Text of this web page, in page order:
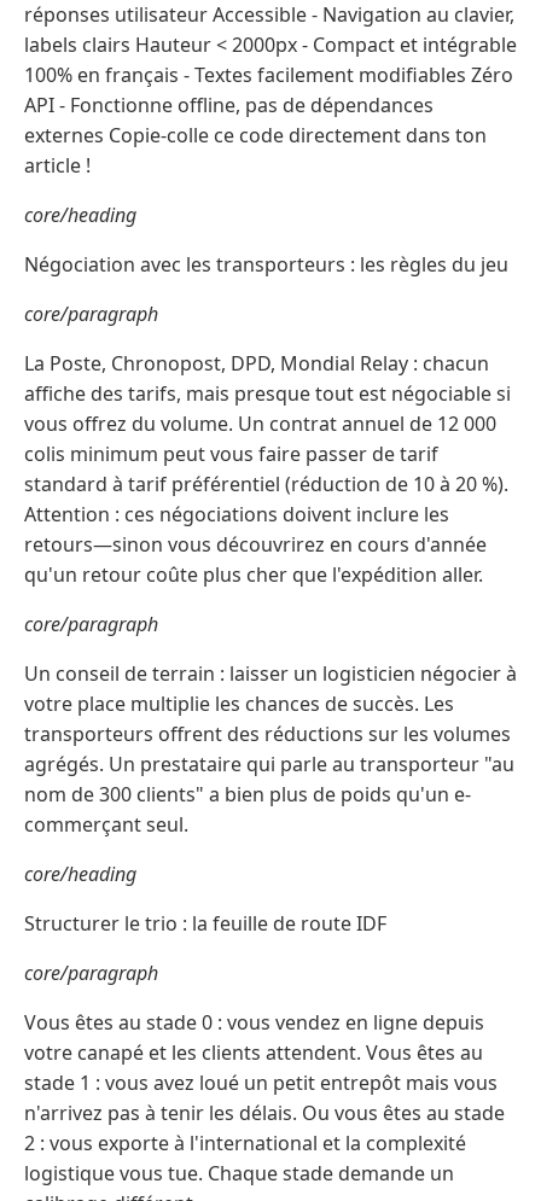
réponses utilisateur Accessible - Navigation au clavier,
labels clairs Hauteur < 2000px - Compact et intégrable
100% en français - Textes facilement modifiables Zéro
API - Fonctionne offline, pas de dépendances
externes Copie-colle ce code directement dans ton
article !
core/heading
Négociation avec les transporteurs : les règles du jeu
core/paragraph
La Poste, Chronopost, DPD, Mondial Relay : chacun
affiche des tarifs, mais presque tout est négociable si
vous offrez du volume. Un contrat annuel de 12 000
colis minimum peut vous faire passer de tarif
standard à tarif préférentiel (réduction de 10 à 20 %).
Attention : ces négociations doivent inclure les
retours—sinon vous découvrirez en cours d'année
qu'un retour coûte plus cher que l'expédition aller.
core/paragraph
Un conseil de terrain : laisser un logisticien négocier à
votre place multiplie les chances de succès. Les
transporteurs offrent des réductions sur les volumes
agrégés. Un prestataire qui parle au transporteur "au
nom de 300 clients" a bien plus de poids qu'un e-
commerçant seul.
core/heading
Structurer le trio : la feuille de route IDF
core/paragraph
Vous êtes au stade 0 : vous vendez en ligne depuis
votre canapé et les clients attendent. Vous êtes au
stade 1 : vous avez loué un petit entrepôt mais vous
n'arrivez pas à tenir les délais. Ou vous êtes au stade
2 : vous exporte à l'international et la complexité
logistique vous tue. Chaque stade demande un